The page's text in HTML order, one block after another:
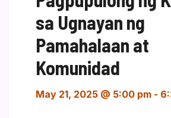
sa Ugnayan ng
Pamahalaan at
Komunidad
May 21, 2025 @ 5:00 pm -